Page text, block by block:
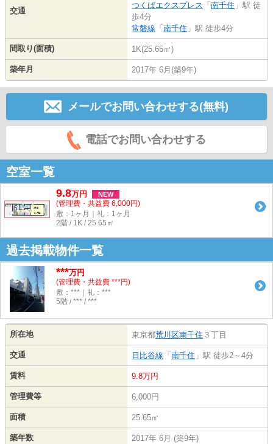
交通
つくばエクスプレス 「 南千住 」駅 徒
歩4分
常磐線 「 南千住 」駅 徒歩4分
間取り(面積) 1K(25.65㎡)
築年月 2017年 6月(築9年)
メールでお問い合わせする(無料)
電話でお問い合わせする
空室一覧
9.8万円 NEW
(管理費・共益費 6,000円)
敷：1ヶ月｜礼：1ヶ月
2階 / 1K / 25.65㎡
過去掲載物件一覧
***万円
(管理費・共益費 ***円)
敷：***｜礼：***
5階 / *** / ***
所在地 東京都荒川区南千住 ３丁目
交通 日比谷線 「 南千住 」駅 徒歩2～4分
賃料 9.8万円
管理費等 6,000円
面積 25.65㎡
築年数 2017年 6月 (築9年)